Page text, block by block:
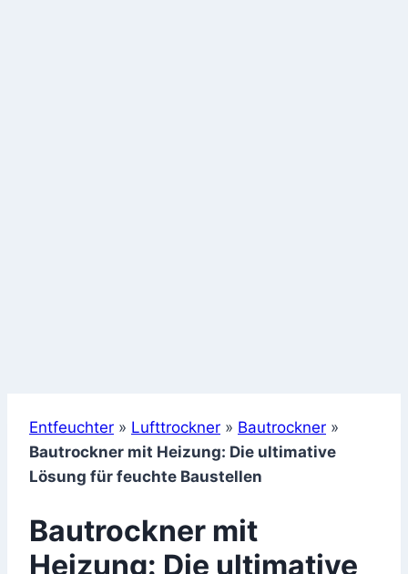
Entfeuchter » Lufttrockner » Bautrockner »
Bautrockner mit Heizung: Die ultimative
Lösung für feuchte Baustellen
Bautrockner mit
Heizung: Die ultimative